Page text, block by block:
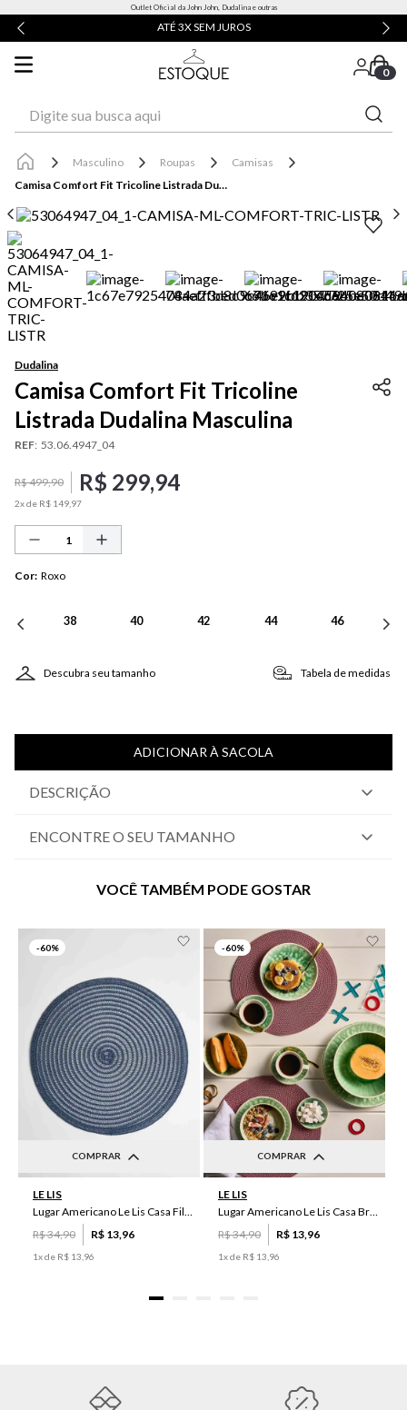
Outlet Oficial da John John, Dudalina e outras
ENTREGA EXPRESSA* | RETIRE EM LOJA
0
Masculino Roupas
Camisas
Camisa Comfort Fit Tricoline Listrada Dudalina Masculina
Dudalina
Camisa Comfort Fit Tricoline
Listrada Dudalina Masculina
REF: 53.06.4947_04
R$499,90 R$ 299,94
2x de R$ 149 97
Cor: Roxo
38 40 42 44 46
Descubra seu tamanho Tabela de medidas
ADICIONAR À SACOLA
DESCRIÇÃO
ENCONTRE O SEU TAMANHO
VOCÊ TAMBÉM PODE GOSTAR
-60%
COMPRAR
LE LIS
Lugar Americano Le Lis Casa Filipa
R$34,90 R$ 13 96
1x de R$ 13 96
-60%
COMPRAR
LE LIS
Lugar Americano Le Lis Casa Brenda
R$34,90 R$ 13 96
1x de R$ 13 96